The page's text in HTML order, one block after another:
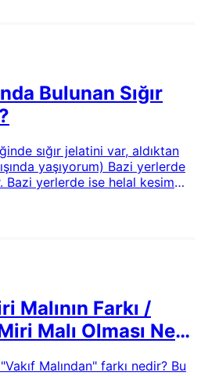
Bulunan Sığır
sığır jelatini var, aldıktan
yaşıyorum) Bazi yerlerde
Bazi yerlerde ise helal kesim
edilmesi gerekir?
Malının Farkı /
Malı Olması Ne
Malından" farkı nedir? Bu